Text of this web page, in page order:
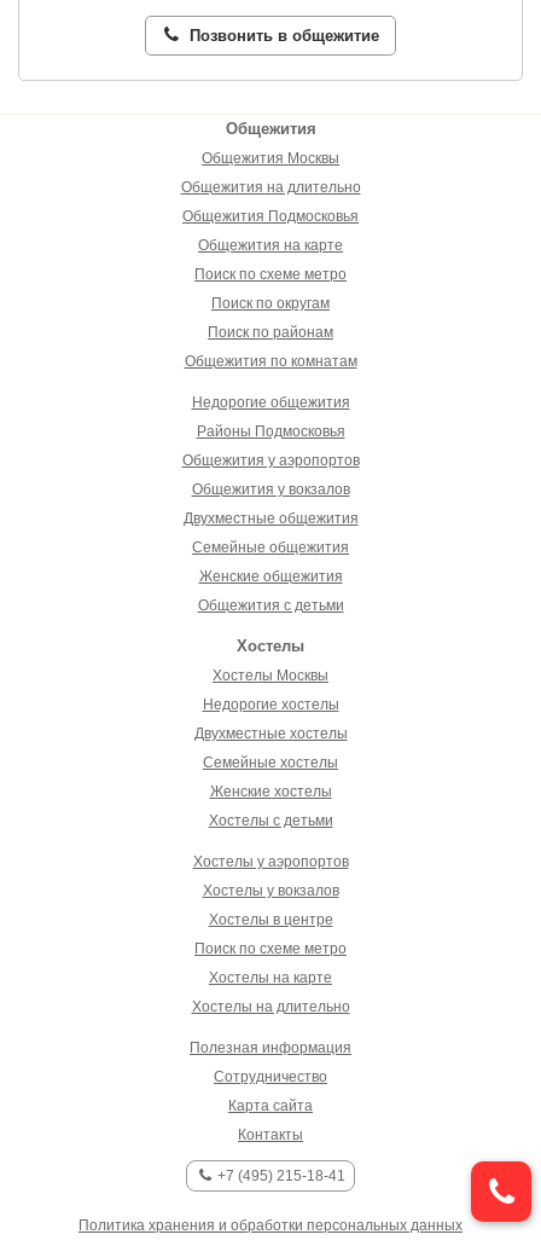
Позвонить в общежитие
Общежития
Общежития Москвы
Общежития на длительно
Общежития Подмосковья
Общежития на карте
Поиск по схеме метро
Поиск по округам
Поиск по районам
Общежития по комнатам
Недорогие общежития
Районы Подмосковья
Общежития у аэропортов
Общежития у вокзалов
Двухместные общежития
Семейные общежития
Женские общежития
Общежития с детьми
Хостелы
Хостелы Москвы
Недорогие хостелы
Двухместные хостелы
Семейные хостелы
Женские хостелы
Хостелы с детьми
Хостелы у аэропортов
Хостелы у вокзалов
Хостелы в центре
Поиск по схеме метро
Хостелы на карте
Хостелы на длительно
Полезная информация
Сотрудничество
Карта сайта
Контакты
+7 (495) 215-18-41
Политика хранения и обработки персональных данных